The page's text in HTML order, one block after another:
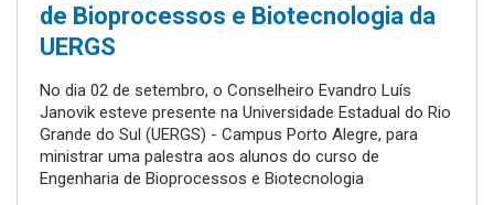
de Bioprocessos e Biotecnologia da
UERGS
No dia 02 de setembro, o Conselheiro Evandro Luís
Janovik esteve presente na Universidade Estadual do Rio
Grande do Sul (UERGS) - Campus Porto Alegre, para
ministrar uma palestra aos alunos do curso de
Engenharia de Bioprocessos e Biotecnologia